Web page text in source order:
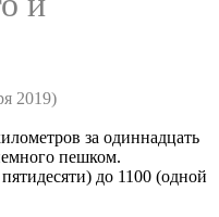
2019)
за одиннадцать
пешком.
до 1100 (одной